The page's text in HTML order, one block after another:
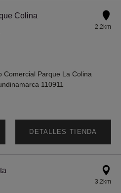
Colina
2.2km
Parque La Colina
110911
DETALLES TIENDA
3.2km